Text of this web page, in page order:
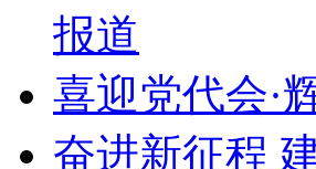
报道
喜迎党代会·
奋进新征程